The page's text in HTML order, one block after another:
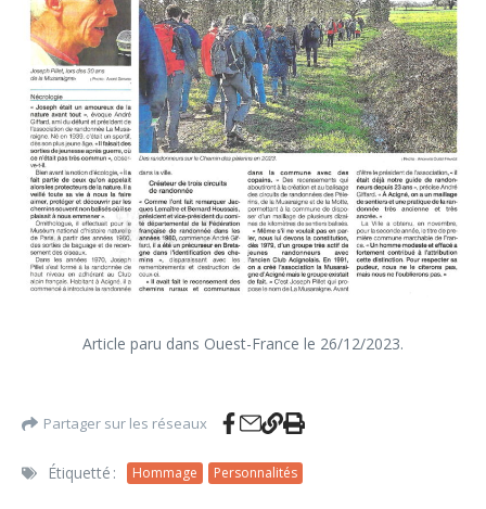
Article paru dans Ouest-France le 26/12/2023.
Partager sur les réseaux
Étiquetté : Hommage Personnalités